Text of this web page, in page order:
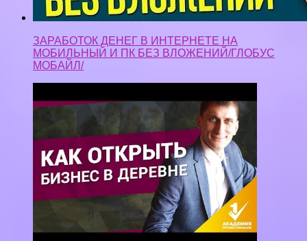
Как открыть бизнес в деревне. Какой бизнес в
деревне сейчас актуален.